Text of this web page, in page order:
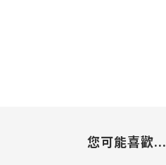
您可能喜歡...